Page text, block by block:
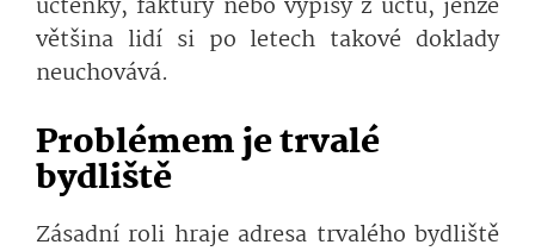
účtenky, faktury nebo výpisy z účtu, jenže
většina lidí si po letech takové doklady
neuchovává.
Problémem je trvalé
bydliště
Zásadní roli hraje adresa trvalého bydliště